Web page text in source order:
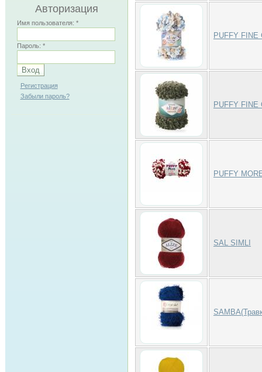
Авторизация
Имя пользователя: *
Пароль: *
Регистрация
Забыли пароль?
PUFFY FINE
PUFFY FINE
PUFFY
SAL SIMLI